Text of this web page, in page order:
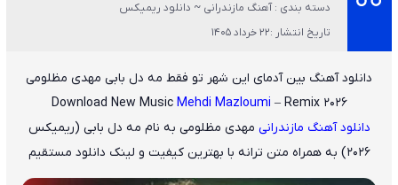
دسته بندی : آهنگ مازندرانی ~ دانلود ریمیکس
تاریخ انتشار :22 خرداد 1405
دانلود آهنگ بین آدمای این شهر تو فقط مه دل بابی مهدی مظلومی
Download New MusicMehdi Mazloumi – Remix 2026
دانلود آهنگ مازندرانی مهدی مظلومی به نام مه دل بابی (ریمیکس
2026)
به همراه متن ترانه با بهترین کیفیت و لینک دانلود مستقیم